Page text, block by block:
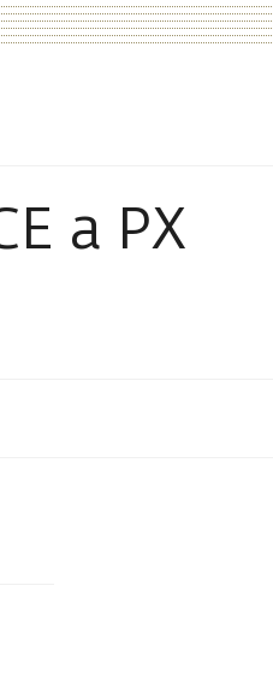
a PX